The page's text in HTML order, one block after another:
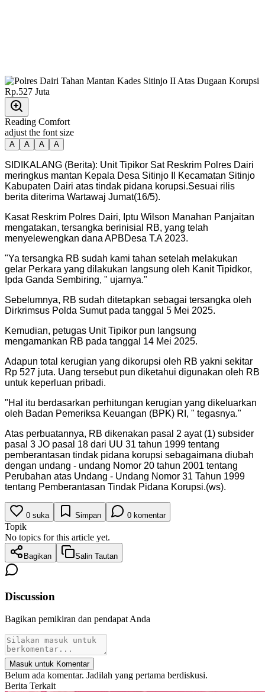
Reading Comfort
adjust the font size
A A A A
SIDIKALANG (Berita): Unit Tipikor Sat Reskrim Polres Dairi
meringkus mantan Kepala Desa Sitinjo II Kecamatan Sitinjo
Kabupaten Dairi atas tindak pidana korupsi.Sesuai rilis
berita diterima Wartawaj Jumat(16/5).
Kasat Reskrim Polres Dairi, Iptu Wilson Manahan Panjaitan
mengatakan, tersangka berinisial RB, yang telah
menyelewengkan dana APBDesa T.A 2023.
"Ya tersangka RB sudah kami tahan setelah melakukan
gelar Perkara yang dilakukan langsung oleh Kanit Tipidkor,
Ipda Ganda Sembiring, " ujarnya."
Sebelumnya, RB sudah ditetapkan sebagai tersangka oleh
Dirkrimsus Polda Sumut pada tanggal 5 Mei 2025.
Kemudian, petugas Unit Tipikor pun langsung
mengamankan RB pada tanggal 14 Mei 2025.
Adapun total kerugian yang dikorupsi oleh RB yakni sekitar
Rp 527 juta. Uang tersebut pun diketahui digunakan oleh RB
untuk keperluan pribadi.
"Hal itu berdasarkan perhitungan kerugian yang dikeluarkan
oleh Badan Pemeriksa Keuangan (BPK) RI, " tegasnya."
Atas perbuatannya, RB dikenakan pasal 2 ayat (1) subsider
pasal 3 JO pasal 18 dari UU 31 tahun 1999 tentang
pemberantasan tindak pidana korupsi sebagaimana diubah
dengan undang - undang Nomor 20 tahun 2001 tentang
Perubahan atas Undang - Undang Nomor 31 Tahun 1999
tentang Pemberantasan Tindak Pidana Korupsi.(ws).
0 suka Simpan 0 komentar
Topik
No topics for this article yet.
Bagikan Salin Tautan
Discussion
Bagikan pemikiran dan pendapat Anda
Masuk untuk Komentar
Belum ada komentar. Jadilah yang pertama berdiskusi.
Berita Terkait